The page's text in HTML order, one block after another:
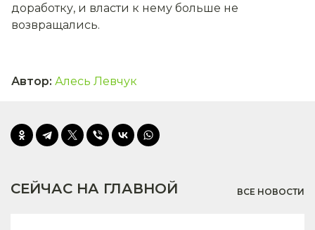
доработку, и власти к нему больше не
возвращались.
Автор: Алесь Левчук
СЕЙЧАС НА ГЛАВНОЙ ВСЕ НОВОСТИ